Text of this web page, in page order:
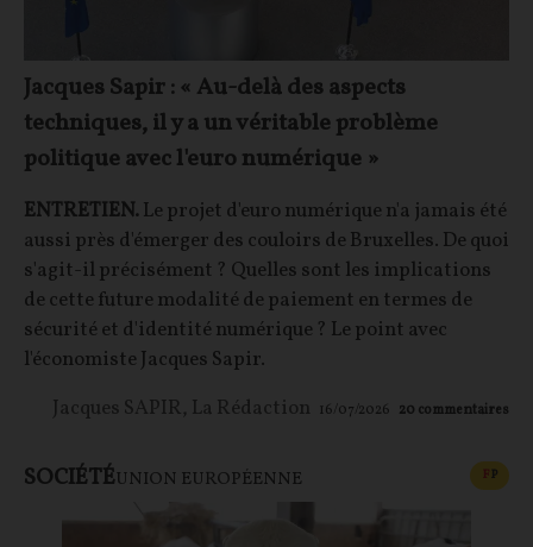
Jacques Sapir : « Au-delà des aspects
techniques, il y a un véritable problème
politique avec l'euro numérique »
ENTRETIEN.Le projet d'euro numérique n'a jamais été
aussi près d'émerger des couloirs de Bruxelles. De quoi
s'agit-il précisément ? Quelles sont les implications
de cette future modalité de paiement en termes de
sécurité et d'identité numérique ? Le point avec
l'économiste Jacques Sapir.
Jacques SAPIR, La Rédaction 16/07/2026 20 commentaires
SOCIÉTÉUNION EUROPÉENNE FP